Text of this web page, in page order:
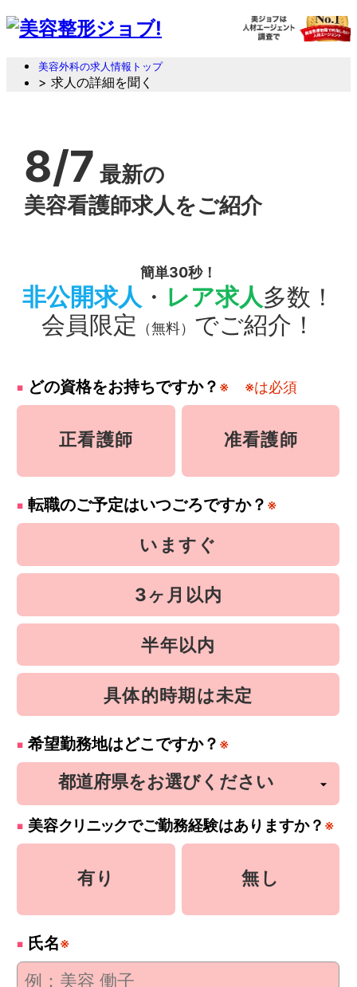
美容外科の求人情報トップ
> 求人の詳細を聞く
8/7 最新の
美容看護師求人をご紹介
簡単30秒！
非公開求人 ・ レア求人多数！
会員限定
（無料） でご紹介！
どの資格をお持ちですか？ ※ ※は必須
正看護師 准看護師
転職のご予定はいつごろですか？ ※
いますぐ
3ヶ月以内
半年以内
具体的時期は未定
希望勤務地はどこですか？ ※
美容クリニックでご勤務経験はありますか？ ※
有り 無し
氏名※